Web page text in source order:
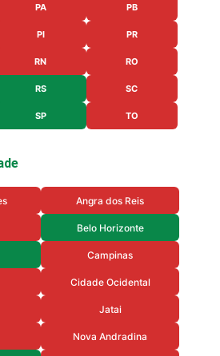
PA PB
PI PR
RN RO
RS SC
SP TO
Angra dos Reis
Belo Horizonte
Campinas
Cidade Ocidental
Jatai
Nova Andradina